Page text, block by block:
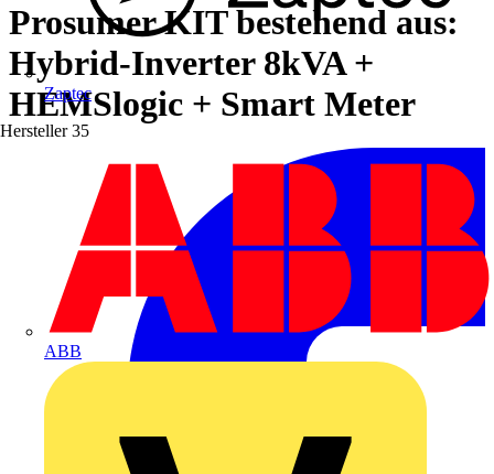
Zaptec
Hersteller 35
ABB
Prosumer KIT bestehend aus:
Hybrid-Inverter 8kVA +
HEMSlogic + Smart Meter